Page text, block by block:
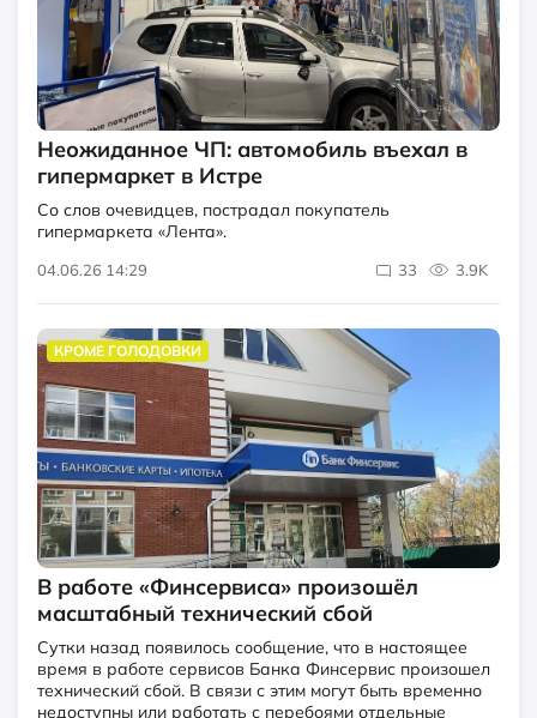
Неожиданное ЧП: автомобиль въехал в
гипермаркет в Истре
Со слов очевидцев, пострадал покупатель
гипермаркета «Лента».
04.06.26 14:29 33 3.9K
КРОМЕ ГОЛОДОВКИ
В работе «Финсервиса» произошёл
масштабный технический сбой
Сутки назад появилось сообщение, что в настоящее
время в работе сервисов Банка Финсервис произошел
технический сбой. В связи с этим могут быть временно
недоступны или работать с перебоями отдельные